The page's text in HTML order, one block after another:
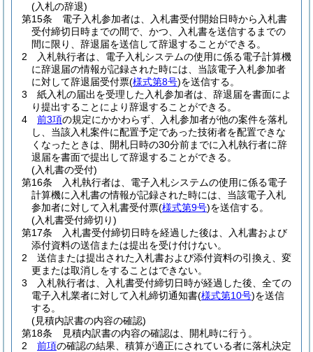
(入札の辞退)
第15条
電子入札参加者は、入札書受付開始日時から入札書
受付締切日時までの間で、かつ、入札書を送信するまでの
間に限り、辞退届を送信して辞退することができる。
2
入札執行者は、電子入札システムの使用に係る電子計算機
に辞退届の情報が記録された時には、当該電子入札参加者
に対して辞退届受付票(様式第8号)を送信する。
3
紙入札の届出を受理した入札参加者は、辞退届を書面によ
り提出することにより辞退することができる。
4
前3項の規定にかかわらず、入札参加者が他の案件を落札
し、当該入札案件に配置予定であった技術者を配置できな
くなったときは、開札日時の30分前までに入札執行者に辞
退届を書面で提出して辞退することができる。
(入札書の受付)
第16条
入札執行者は、電子入札システムの使用に係る電子
計算機に入札書の情報が記録された時には、当該電子入札
参加者に対して入札書受付票(様式第9号)を送信する。
(入札書受付締切り)
第17条
入札書受付締切日時を経過した後は、入札書および
添付資料の送信または提出を受け付けない。
2
送信または提出された入札書および添付資料の引換え、変
更または取消しをすることはできない。
3
入札執行者は、入札書受付締切日時が経過した後、全ての
電子入札業者に対して入札締切通知書(様式第10号)を送信
する。
(見積内訳書の内容の確認)
第18条
見積内訳書の内容の確認は、開札時に行う。
2
前項の確認の結果、積算が適正にされている者に落札決定